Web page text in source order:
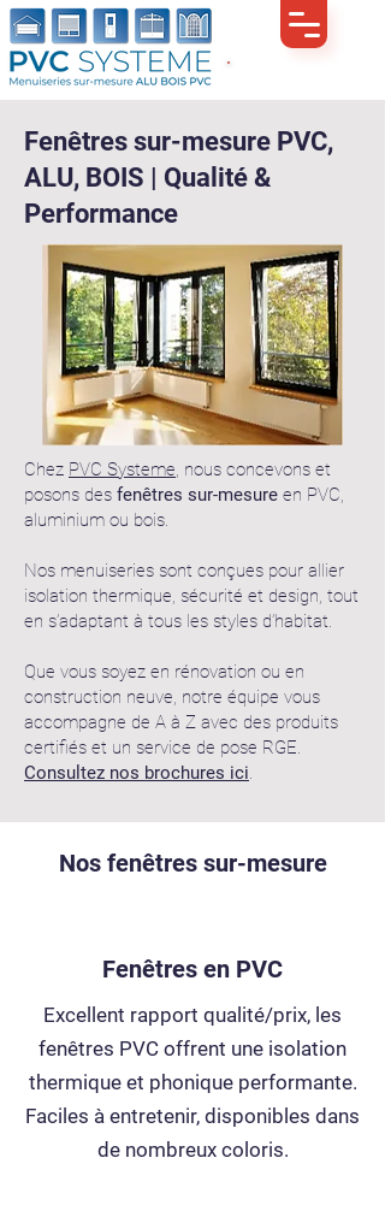
Fenêtres sur-mesure PVC,
ALU, BOIS | Qualité &
Performance
Chez PVC Systeme, nous concevons et
posons des fenêtres sur-mesure en PVC,
aluminium ou bois.
Nos menuiseries sont conçues pour allier
isolation thermique, sécurité et design, tout
en s’adaptant à tous les styles d’habitat.
Que vous soyez en rénovation ou en
construction neuve, notre équipe vous
accompagne de A à Z avec des produits
certifiés et un service de pose RGE.
Consultez nos brochures ici.
Nos fenêtres sur-mesure
Fenêtres en PVC
Excellent rapport qualité/prix, les
fenêtres PVC offrent une isolation
thermique et phonique performante.
Faciles à entretenir, disponibles dans
de nombreux coloris.